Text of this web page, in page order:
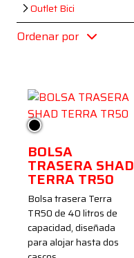
Outlet Bici
Ordenar por
Negro
BOLSA
TRASERA SHAD
TERRA TR50
Bolsa trasera Terra
TR50 de 40 litros de
capacidad, diseñada
para alojar hasta dos